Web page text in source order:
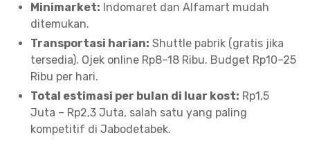
Minimarket: Indomaret dan Alfamart mudah
ditemukan.
Transportasi harian: Shuttle pabrik (gratis jika
tersedia). Ojek online Rp8–18 Ribu. Budget Rp10–25
Ribu per hari.
Total estimasi per bulan di luar kost: Rp1,5
Juta – Rp2,3 Juta, salah satu yang paling
kompetitif di Jabodetabek.